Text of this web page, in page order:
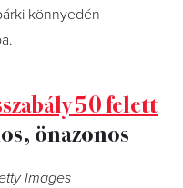
könnyedén
50 felett
önazonos
Images